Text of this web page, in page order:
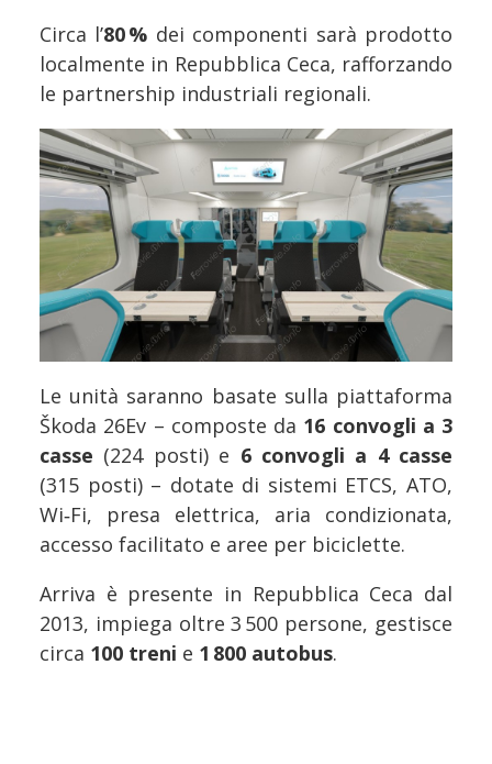
Circa l’80 % dei componenti sarà prodotto
localmente in Repubblica Ceca, rafforzando
le partnership industriali regionali.
Le unità saranno basate sulla piattaforma
Škoda 26Ev – composte da 16 convogli a 3
casse (224 posti) e 6 convogli a 4 casse
(315 posti) – dotate di sistemi ETCS, ATO,
Wi‑Fi, presa elettrica, aria condizionata,
accesso facilitato e aree per biciclette.
Arriva è presente in Repubblica Ceca dal
2013, impiega oltre 3 500 persone, gestisce
circa 100 treni e 1 800 autobus.